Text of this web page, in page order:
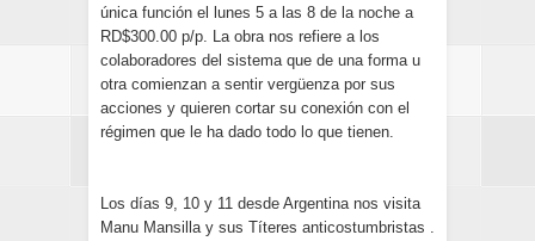
única función el lunes 5 a las 8 de la noche a
RD$300.00 p/p. La obra nos refiere a los
colaboradores del sistema que de una forma u
otra comienzan a sentir vergüenza por sus
acciones y quieren cortar su conexión con el
régimen que le ha dado todo lo que tienen.
Los días 9, 10 y 11 desde Argentina nos visita
Manu Mansilla y sus Títeres anticostumbristas .